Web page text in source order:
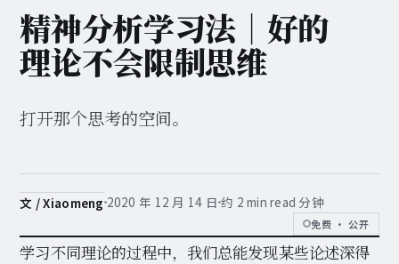
精神分析学习法｜好的
理论不会限制思维
打开那个思考的空间。
文 / Xiaomeng 2020 年 12 月 14 日 约 2 min read 分钟
免费 · 公开
学习不同理论的过程中，我们总能发现某些论述深得